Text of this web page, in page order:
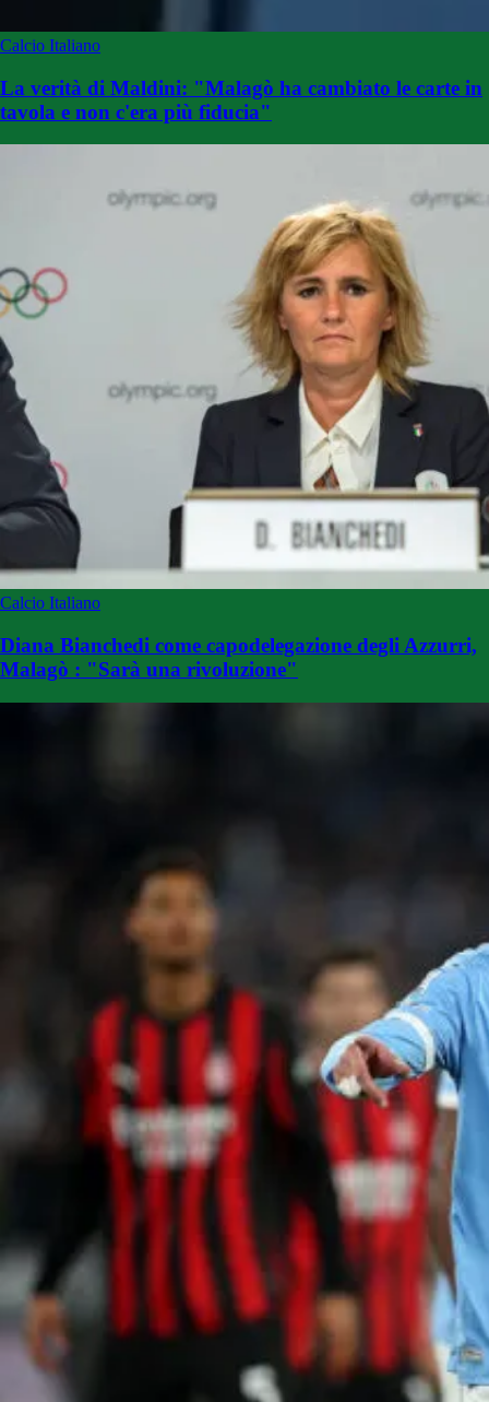
Calcio Italiano
La verità di Maldini: "Malagò ha cambiato le carte in
tavola e non c'era più fiducia"
Calcio Italiano
Diana Bianchedi come capodelegazione degli Azzurri,
Malagò : "Sarà una rivoluzione"